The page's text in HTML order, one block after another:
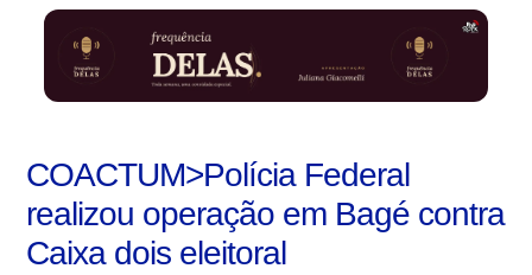
COACTUM>Polícia Federal
realizou operação em Bagé contra
Caixa dois eleitoral